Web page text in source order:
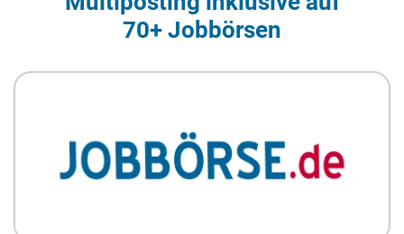
70+ Jobbörsen